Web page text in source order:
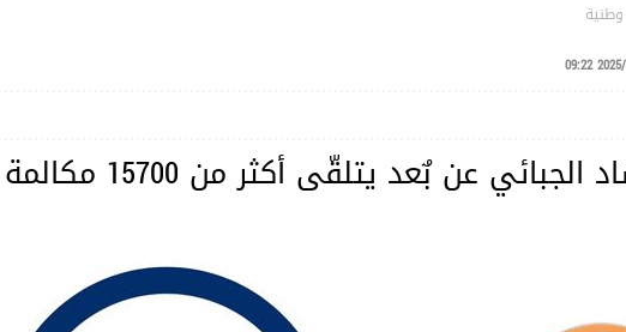
وطنية
2025/
عن بٌعد يتلقّى أكثر من 15700 مكالمة